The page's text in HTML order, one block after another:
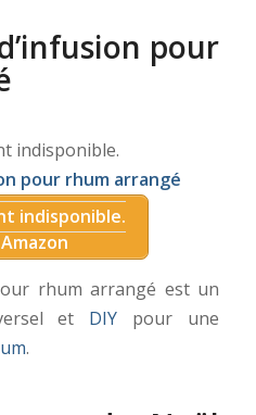
pour
indisponible.
pour rhum arrangé
indisponible.
rhum arrangé est un
et DIY pour une
.